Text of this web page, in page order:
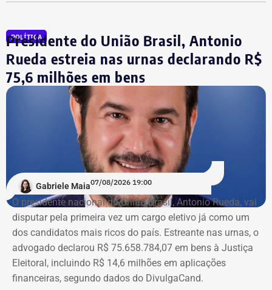
Fábio Silva foi eleito deputado estadual em 2018 e
reeleito em 2022. Ele busca mais uma reeleição para a
Assembleia Legislativa do Rio (Alerj).
POLÍTICA
Presidente do União Brasil, Antonio
Rueda estreia nas urnas declarando R$
75,6 milhões em bens
Gabriele Maia07/08/2026 19:00
O presidente nacional do União Brasil, Antonio Rueda, vai
disputar pela primeira vez um cargo eletivo já como um
dos candidatos mais ricos do país. Estreante nas urnas, o
advogado declarou R$ 75.658.784,07 em bens à Justiça
Eleitoral, incluindo R$ 14,6 milhões em aplicações
financeiras, segundo dados do DivulgaCand.